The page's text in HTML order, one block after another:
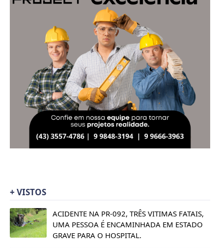
+ VISTOS
ACIDENTE NA PR-092, TRÊS VITIMAS FATAIS,
UMA PESSOA É ENCAMINHADA EM ESTADO
GRAVE PARA O HOSPITAL.